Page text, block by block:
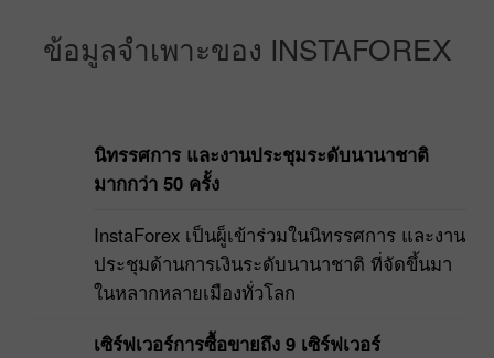
ข้อมูลจำเพาะของ INSTAFOREX
นิทรรศการ และงานประชุมระดับนานาชาติ
มากกว่า 50 ครั้ง
InstaForex เป็นผู็เข้าร่วมในนิทรรศการ และงาน
ประชุมด้านการเงินระดับนานาชาติ ที่จัดขึ้นมา
ในหลากหลายเมืองทั่วโลก
เซิร์ฟเวอร์การซื้อขายถึง 9 เซิร์ฟเวอร์